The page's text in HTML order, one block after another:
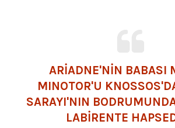
ARİADNE'NİN BABASI
MINOTOR'U
SARAYI'NIN
LABİRENTE